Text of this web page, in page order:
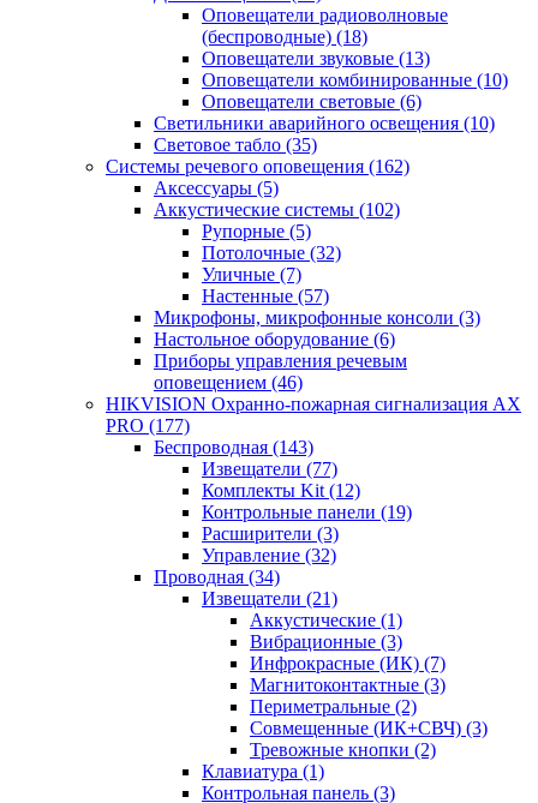
Оповещатели радиоволновые
(беспроводные) (18)
Оповещатели звуковые (13)
Оповещатели комбинированные (10)
Оповещатели световые (6)
Светильники аварийного освещения (10)
Световое табло (35)
Системы речевого оповещения (162)
Аксессуары (5)
Аккустические системы (102)
Рупорные (5)
Потолочные (32)
Уличные (7)
Настенные (57)
Микрофоны, микрофонные консоли (3)
Настольное оборудование (6)
Приборы управления речевым
оповещением (46)
HIKVISION Охранно-пожарная сигнализация AX
PRO (177)
Беспроводная (143)
Извещатели (77)
Комплекты Kit (12)
Контрольные панели (19)
Расширители (3)
Управление (32)
Проводная (34)
Извещатели (21)
Аккустические (1)
Вибрационные (3)
Инфрокрасные (ИК) (7)
Магнитоконтактные (3)
Периметральные (2)
Совмещенные (ИК+СВЧ) (3)
Тревожные кнопки (2)
Клавиатура (1)
Контрольная панель (3)